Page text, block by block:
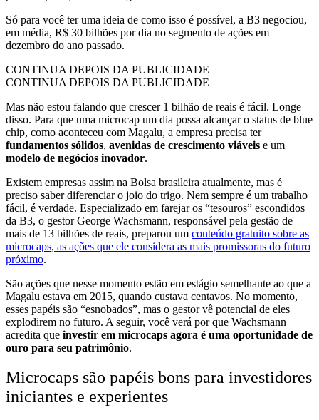
Só para você ter uma ideia de como isso é possível, a B3 negociou,
em média, R$ 30 bilhões por dia no segmento de ações em
dezembro do ano passado.
CONTINUA DEPOIS DA PUBLICIDADE
CONTINUA DEPOIS DA PUBLICIDADE
Mas não estou falando que crescer 1 bilhão de reais é fácil. Longe
disso. Para que uma microcap um dia possa alcançar o status de blue
chip, como aconteceu com Magalu, a empresa precisa ter
fundamentos sólidos, avenidas de crescimento viáveis e um
modelo de negócios inovador.
Existem empresas assim na Bolsa brasileira atualmente, mas é
preciso saber diferenciar o joio do trigo. Nem sempre é um trabalho
fácil, é verdade. Especializado em farejar os “tesouros” escondidos
da B3, o gestor George Wachsmann, responsável pela gestão de
mais de 13 bilhões de reais, preparou um conteúdo gratuito sobre as
microcaps, as ações que ele considera as mais promissoras do futuro
próximo.
São ações que nesse momento estão em estágio semelhante ao que a
Magalu estava em 2015, quando custava centavos. No momento,
esses papéis são “esnobados”, mas o gestor vê potencial de eles
explodirem no futuro. A seguir, você verá por que Wachsmann
acredita que investir em microcaps agora é uma oportunidade de
ouro para seu patrimônio.
Microcaps são papéis bons para investidores
iniciantes e experientes